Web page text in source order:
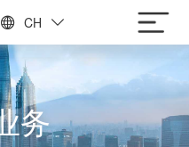
CH
务